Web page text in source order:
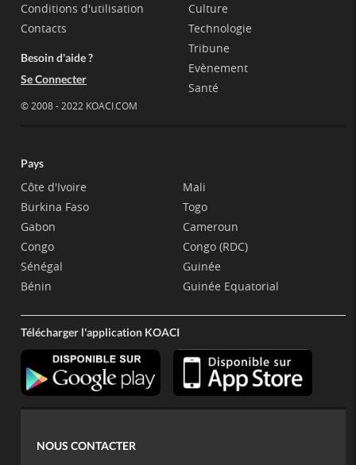
Conditions d'utilisation
Contacts
Besoin d'aide ?
Se Connecter
© 2008 - 2022 KOACI.COM
Culture
Technologie
Tribune
Evènement
Santé
Pays
Côte d'Ivoire
Burkina Faso
Gabon
Congo
Sénégal
Bénin
Mali
Togo
Cameroun
Congo (RDC)
Guinée
Guinée Equatorial
Télécharger l'application KOACI
NOUS CONTACTER